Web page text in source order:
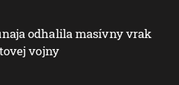
odhalila masívny vrak
vojny